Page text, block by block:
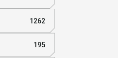
1262
195